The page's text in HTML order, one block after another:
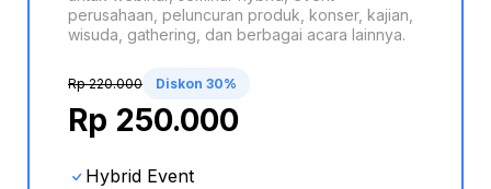
perusahaan, peluncuran produk, konser, kajian,
wisuda, gathering, dan berbagai acara lainnya.
Rp 220.000 Diskon 30%
Rp 250.000
Hybrid Event